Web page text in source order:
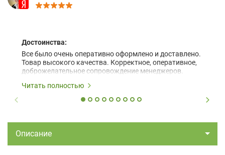
Достоинства:
Все было очень оперативно оформлено и доставлено.
Товар высокого качества. Корректное, оперативное,
доброжелательное сопровождение менеджеров.
Читать полностью
Описание